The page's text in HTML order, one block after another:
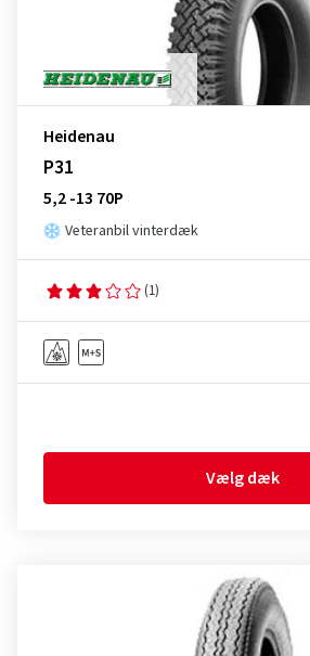
Heidenau
P31
5,2 -13 70P
Veteranbil vinterdæk
(1)
Vælg dæk